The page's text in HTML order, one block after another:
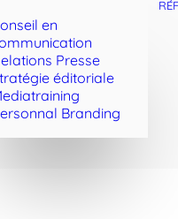
en
Presse
éditoriale
Branding